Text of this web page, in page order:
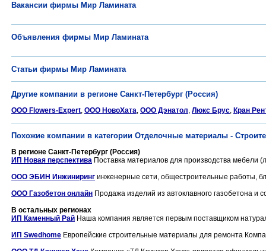
Вакансии фирмы Мир Ламината
Объявления фирмы Мир Ламината
Статьи фирмы Мир Ламината
Другие компании в регионе Санкт-Петербург (Россия)
ООО Flowers-Expert, ООО НовоХата, ООО Дэнатол, Люкс Брус, Кран
Похожие компании в категории Отделочные материалы -
В регионе Санкт-Петербург (Россия)
ИП Новая перспектива Поставка материалов для производства мебели
ООО ЭБИН Инжиниринг инженерные сети, общестроительные работы,
ООО Газобетон онлайн Продажа изделий из автоклавного газобетона и
В остальных регионах
ИП Каменный Рай Наша компания является первым поставщиком
ИП Swedhome Европейские строительные материалы для ремонта